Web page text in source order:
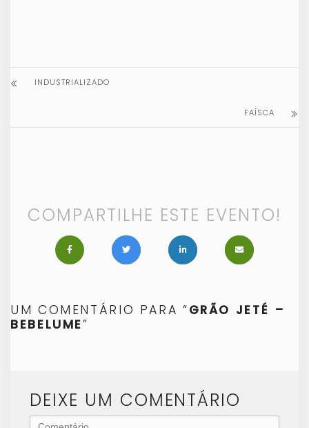
INDUSTRIALIZADO
FAÍSCA
COMPARTILHE ESTE EVENTO!
UM COMENTÁRIO PARA “GRÃO JETÉ –
BEBELUME”
DEIXE UM COMENTÁRIO
<b>Comentário</b>